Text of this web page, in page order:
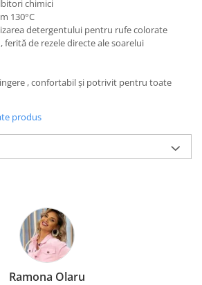
chimici
130°C
detergentului pentru rufe colorate
ferită de rezele directe ale soarelui
, confortabil și potrivit pentru toate
produs
Ramona Olaru